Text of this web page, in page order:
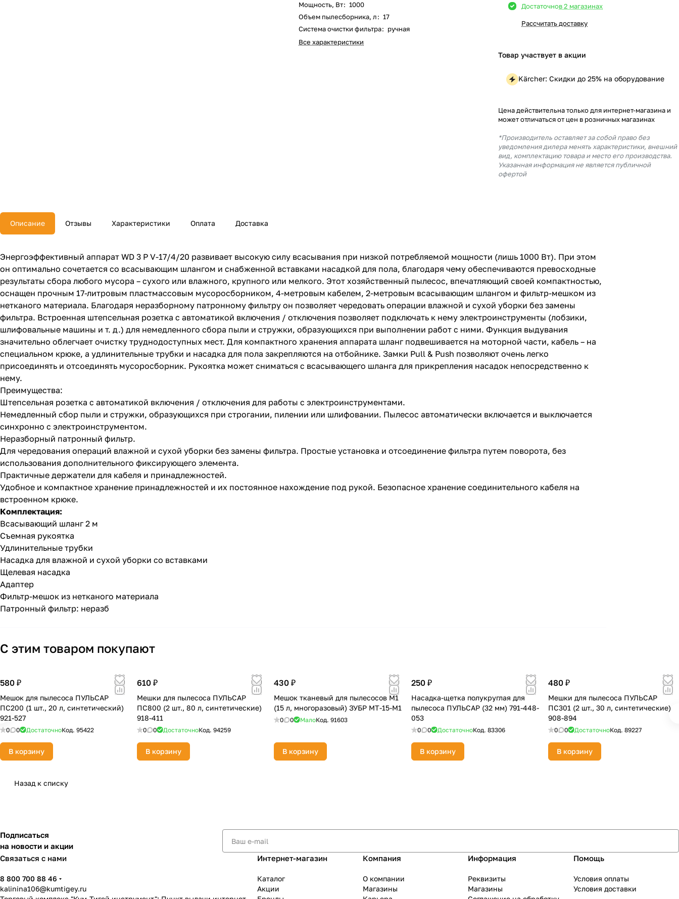
Мощность, Вт: 1000
Объем пылесборника, л: 17
Система очистки фильтра: ручная
Все характеристики
Достаточнов 2 магазинах
Рассчитать доставку
Товар участвует в акции
Kärcher: Скидки до 25% на оборудование
Цена действительна только для интернет-магазина и
может отличаться от цен в розничных магазинах
*Производитель оставляет за собой право без
уведомления дилера менять характеристики, внешний
вид, комплектацию товара и место его производства.
Указанная информация не является публичной
офертой
Описание Отзывы Характеристики Оплата Доставка
Энергоэффективный аппарат WD 3 P V-17/4/20 развивает высокую силу всасывания при низкой потребляемой мощности (лишь 1000 Вт). При этом
он оптимально сочетается со всасывающим шлангом и снабженной вставками насадкой для пола, благодаря чему обеспечиваются превосходные
результаты сбора любого мусора – сухого или влажного, крупного или мелкого. Этот хозяйственный пылесос, впечатляющий своей компактностью,
оснащен прочным 17-литровым пластмассовым мусоросборником, 4-метровым кабелем, 2-метровым всасывающим шлангом и фильтр-мешком из
нетканого материала. Благодаря неразборному патронному фильтру он позволяет чередовать операции влажной и сухой уборки без замены
фильтра. Встроенная штепсельная розетка с автоматикой включения / отключения позволяет подключать к нему электроинструменты (лобзики,
шлифовальные машины и т. д.) для немедленного сбора пыли и стружки, образующихся при выполнении работ с ними. Функция выдувания
значительно облегчает очистку труднодоступных мест. Для компактного хранения аппарата шланг подвешивается на моторной части, кабель – на
специальном крюке, а удлинительные трубки и насадка для пола закрепляются на отбойнике. Замки Pull & Push позволяют очень легко
присоединять и отсоединять мусоросборник. Рукоятка может сниматься с всасывающего шланга для прикрепления насадок непосредственно к
нему.
Преимущества:
Штепсельная розетка с автоматикой включения / отключения для работы с электроинструментами.
Немедленный сбор пыли и стружки, образующихся при строгании, пилении или шлифовании. Пылесос автоматически включается и выключается
синхронно с электроинструментом.
Неразборный патронный фильтр.
Для чередования операций влажной и сухой уборки без замены фильтра. Простые установка и отсоединение фильтра путем поворота, без
использования дополнительного фиксирующего элемента.
Практичные держатели для кабеля и принадлежностей.
Удобное и компактное хранение принадлежностей и их постоянное нахождение под рукой. Безопасное хранение соединительного кабеля на
встроенном крюке.
Комплектация:
Всасывающий шланг 2 м
Съемная рукоятка
Удлинительные трубки
Насадка для влажной и сухой уборки со вставками
Щелевая насадка
Адаптер
Фильтр-мешок из нетканого материала
Патронный фильтр: неразб
С этим товаром покупают
580 ₽
Мешок для пылесоса ПУЛЬСАР
ПС200 (1 шт., 20 л, синтетический)
921-527
0 0 ДостаточноКод. 95422
В корзину
610 ₽
Мешки для пылесоса ПУЛЬСАР
ПС800 (2 шт., 80 л, синтетические)
918-411
0 0 ДостаточноКод.94259
В корзину
430 ₽
Мешок тканевый для пылесосов М1
(15 л, многоразовый) ЗУБР МТ-15-М1
0 0 МалоКод.91603
В корзину
250 ₽
Насадка-щетка полукруглая для
пылесоса ПУЛЬСАР (32 мм) 791-448-
053
0 0 ДостаточноКод. 83306
В корзину
480 ₽
Мешки для пылесоса ПУЛЬСАР
ПС301 (2 шт., 30 л, синтетические)
908-894
0 0 ДостаточноКод. 89227
В корзину
Назад к списку
Подписаться
на новости и акции
Связаться с нами
8 800 700 88 46
kalinina106@kumtigey.ru
Интернет-магазин
Каталог
Акции
Компания
О компании
Магазины
Информация
Реквизиты
Магазины
Помощь
Условия оплаты
Условия доставки
Оставшиеся75% будутсписываться
с вашей картыпо25%каждые 2 недели
раз в 2 недели